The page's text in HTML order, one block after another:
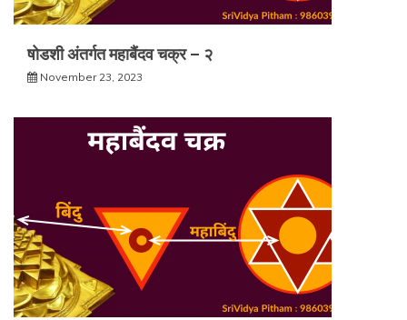
षोडशी अंतर्गत महाबैंदव चक्र – २
November 23, 2023